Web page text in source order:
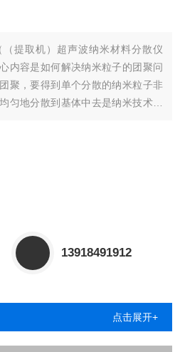
（提取机）超声波纳米材料分散仪
内容是如何解决纳米粒子的团聚问
聚，要得到单个分散的纳米粒子非
匀地分散到基体中去是纳米技术的
13918491912
点击展开+